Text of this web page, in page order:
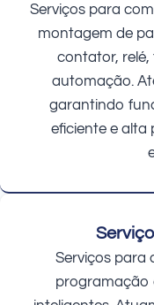
Serviços para
montagem de
contator, relé,
automação.
garantindo
eficiente e alta
Serviços para
programação